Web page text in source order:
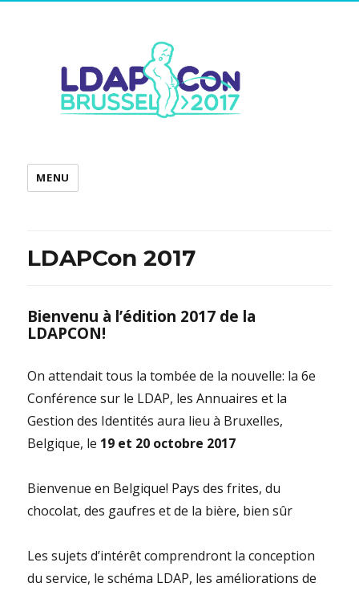
MENU
LDAPCon 2017
Bienvenu à l’édition 2017 de la
LDAPCON!
On attendait tous la tombée de la nouvelle: la 6e
Conférence sur le LDAP, les Annuaires et la
Gestion des Identités aura lieu à Bruxelles,
Belgique, le 19 et 20 octobre 2017
Bienvenue en Belgique! Pays des frites, du
chocolat, des gaufres et de la bière, bien sûr
Les sujets d’intérêt comprendront la conception
du service, le schéma LDAP, les améliorations de